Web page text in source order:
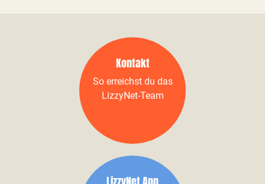
Kontakt
So erreichst du das
LizzyNet-Team